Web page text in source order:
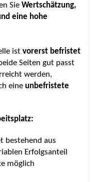
Sie Wertschätzung,
eine hohe
ist vorerst befristet
Seiten gut passt
werden,
eine unbefristete
bestehend aus
Erfolgsanteil
möglich